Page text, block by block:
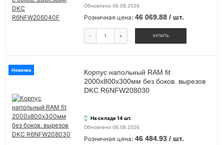
Обновлено 06.08.2026
Розничная цена: 46 069.88 / шт.
- + КУПИТЬ
Новинка
Корпус напольный RAM fit
2000х800х300мм без боков. вырезов
DKC R6NFW208030
На складе 14 шт.
Обновлено 06.08.2026
Розничная цена: 46 484.93 / шт.